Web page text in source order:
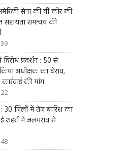
सेना की वी कोर की
सहायता समन्वय की
प्रदर्शन : 50 से
किया अधीक्षक का घेराव,
की मांग
जिलों में तेज बारिश का
शहरों में जलभराव से